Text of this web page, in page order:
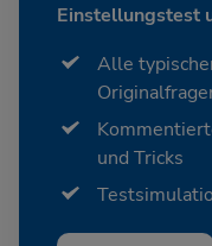
Einstellungstest
Alle
und Tricks